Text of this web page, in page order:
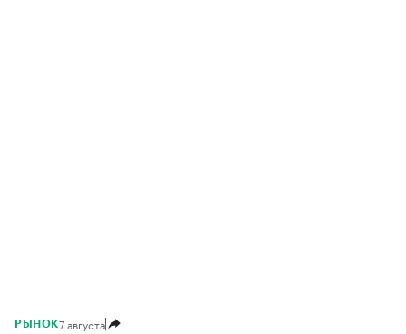
РЫНОК7 августа